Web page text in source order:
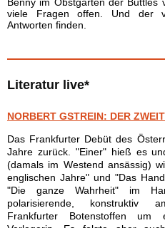
viele Fragen offen. Und der
Antworten finden.
Literatur live*
NORBERT GSTREIN: DER
Das Frankfurter Debüt des
Jahre zurück. "Einer" hieß es
(damals im Westend ansässig)
englischen Jahre" und "Das
"Die ganze Wahrheit" im
polarisierende, konstruktiv
Frankfurter Botenstoffen um